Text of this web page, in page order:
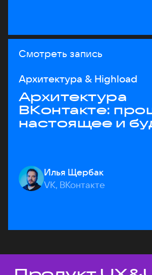
Смотреть запись
Архитектура & Highload
Архитектура
ВКонтакте:
настоящее и
Илья Щербак
VK, ВКонтакте